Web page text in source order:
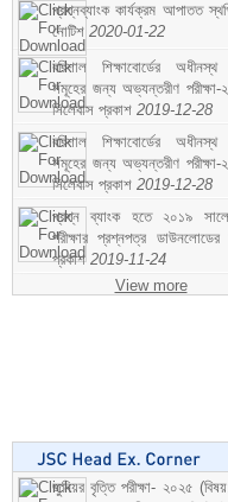
প্রশ্নব্যাংক কার্যক্রম আপাতত
নোটিশ 2020-01-22
বরিশাল শিক্ষাবোর্ডের অধীনস্থ
সমূহের জন্য অভ্যন্তরীণ
সিলেবাস প্রকাশ 2019-12-28
বরিশাল শিক্ষাবোর্ডের অধীনস্থ
সমূহের জন্য অভ্যন্তরীণ
সিলেবাস প্রকাশ 2019-12-28
প্রশ্ন ব্যাংক হতে ২০১৯
পরীক্ষার প্রশ্নপত্র ডাউনলোডের
প্রকাশ 2019-11-24
View more
জুনিয়র বৃত্তি পরীক্ষা- ২০২৫